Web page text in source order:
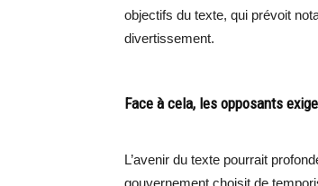
objectifs du texte, qui prévoit
divertissement.
Face à cela, les opposants
L’avenir du texte pourrait
gouvernement choisit de